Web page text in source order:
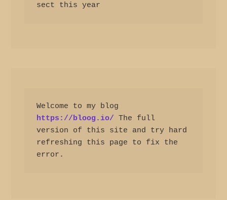
sect this year
https://bloog.io/ The full
version of this site and try hard
refreshing this page to fix the
error.